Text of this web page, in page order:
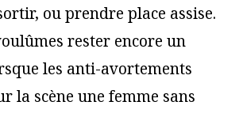
ou prendre place assise.
rester encore un
les anti-avortements
la scène une femme sans